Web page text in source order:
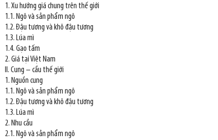
1. Xu hướng giá chung trên thế giới
1.1. Ngô và sản phẩm ngô
1.2. Đậu tương và khô đậu tương
1.3. Lúa mì
1.4. Gạo tấm
2. Giá tại Việt Nam
II. Cung – cầu thế giới
1. Nguồn cung
1.1. Ngô và sản phẩm ngô
1.2. Đậu tương và khô đậu tương
1.3. Lúa mì
2. Nhu cầu
2.1. Ngô và sản phẩm ngô